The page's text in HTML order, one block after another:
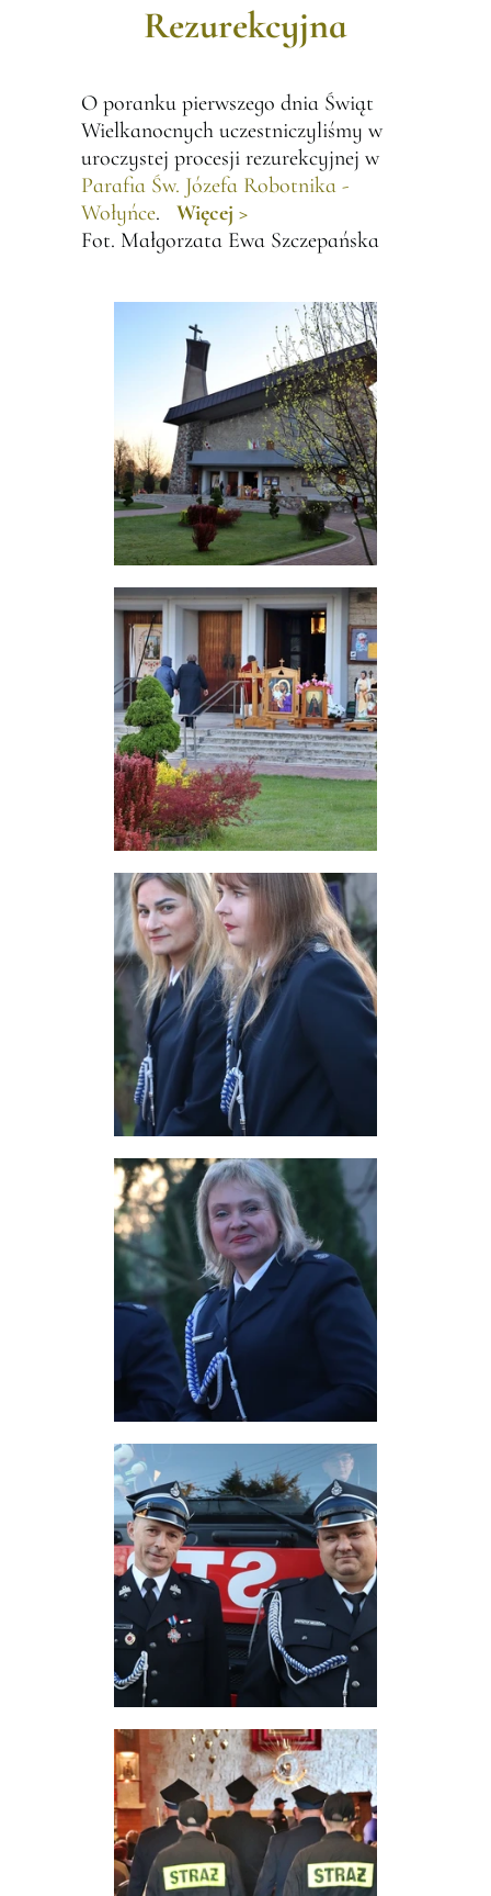
Rezurekcyjna
O poranku pierwszego dnia Świąt
Wielkanocnych uczestniczyliśmy w
uroczystej procesji rezurekcyjnej w
Parafia Św. Józefa Robotnika -
Wołyńce. Więcej >
Fot. Małgorzata Ewa Szczepańska